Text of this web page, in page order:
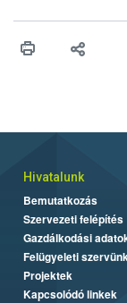
vonni az ebek
Hivatalunk
Bemutatkozás
Szervezeti felépítés
Gazdálkodási
Felügyeleti
Projektek
Kapcsolódó linkek